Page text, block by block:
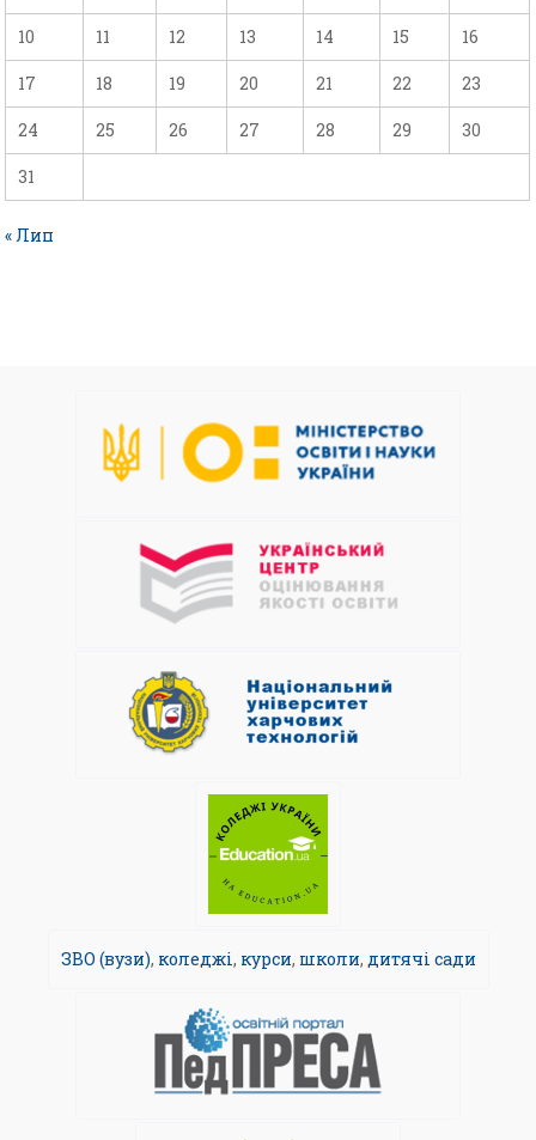
10 11 12 13 14 15 16
17 18 19 20 21 22 23
24 25 26 27 28 29 30
31
« Лип
ЗВО (вузи), коледжі, курси, школи, дитячі сади